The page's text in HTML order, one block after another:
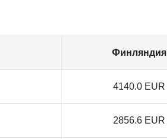
Финляндия
4140.0 EUR
2856.6 EUR